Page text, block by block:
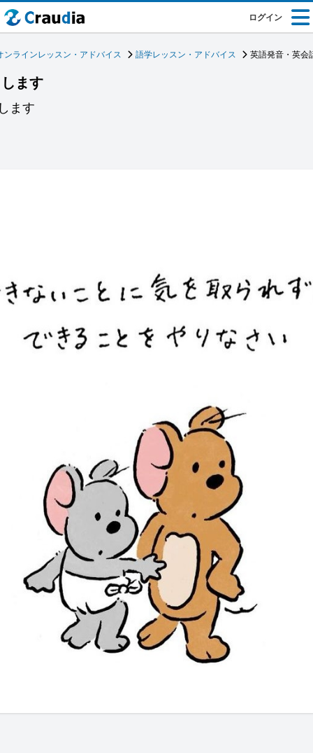
ログイン
ンラインレッスン・アドバイス 語学レッスン・アドバイス 英語発音・英会
ます
ます